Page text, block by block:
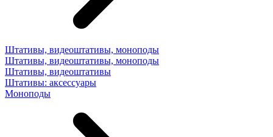
Штативы, видеоштативы, моноподы
Штативы, видеоштативы, моноподы
Штативы, видеоштативы
Штативы: аксессуары
Моноподы